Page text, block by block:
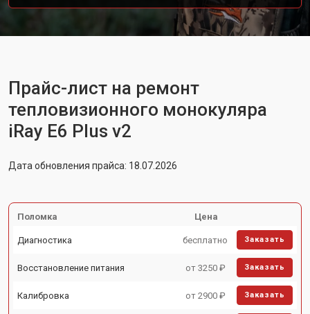
Прайс-лист на ремонт
тепловизионного монокуляра
iRay E6 Plus v2
Дата обновления прайса: 18.07.2026
Поломка Цена
Диагностика бесплатно Заказать
Восстановление питания от 3250 ₽ Заказать
Калибровка от 2900 ₽ Заказать